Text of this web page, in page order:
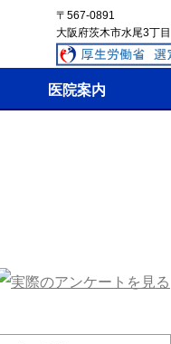
〒567-0891
大阪府茨木市水尾3丁
医院案内